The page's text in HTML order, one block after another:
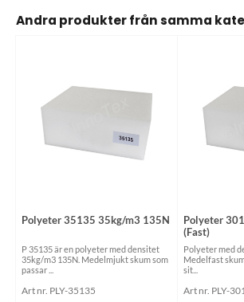
Andra produkter från samma
Polyeter 35135 35kg/m3 135N
P 35135 är en polyeter med densitet
35kg/m3 135N. Medelmjukt skum som
passar ...
Art nr. PLY-35135
Polyeter
(Fast)
Polyeter med
Medelfast
sit...
Art nr. PLY-